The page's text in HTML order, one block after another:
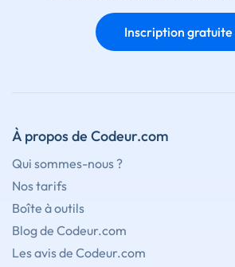
Inscription gratuite
À propos de Codeur.com
Qui sommes-nous ?
Nos tarifs
Boîte à outils
Blog de Codeur.com
Les avis de Codeur.com